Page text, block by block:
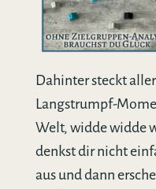
Dahinter steckt
Langstrumpf-
Welt, widde widde
denkst dir nicht
aus und dann